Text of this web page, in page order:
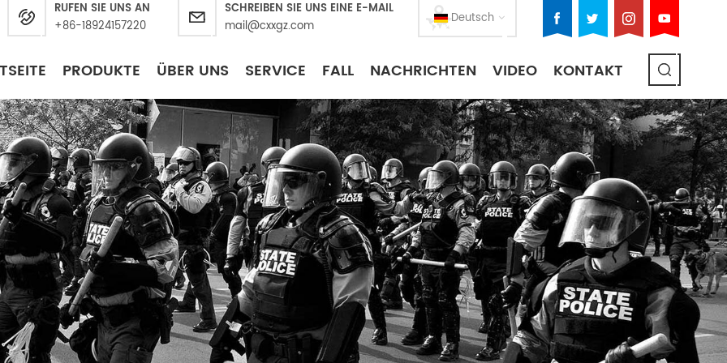
Deutsch
RUFEN SIE UNS AN
+86-18924157220
SCHREIBEN SIE UNS EINE E-MAIL
mail@cxxgz.com
PRODUKTE ÜBER UNS SERVICE FALL NACHRICHTEN VIDEO KONTAKT